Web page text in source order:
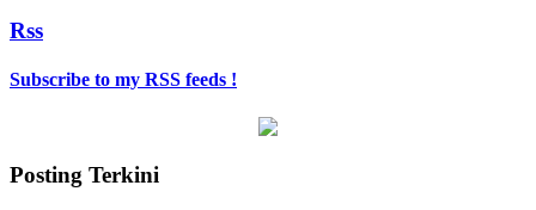
Rss
Subscribe to my RSS feeds !
Posting Terkini